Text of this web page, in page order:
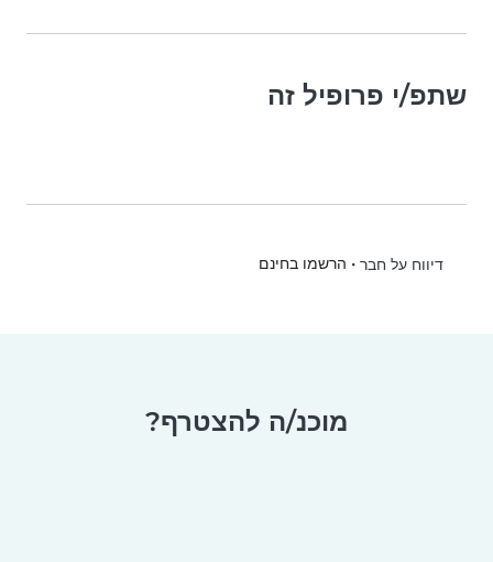
שתפ/י פרופיל זה
דיווח על חבר • הרשמו בחינם
מוכנ/ה להצטרף?